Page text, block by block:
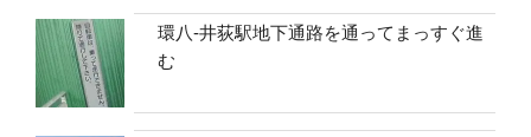
環八-井荻駅地下通路を通ってまっすぐ進
む